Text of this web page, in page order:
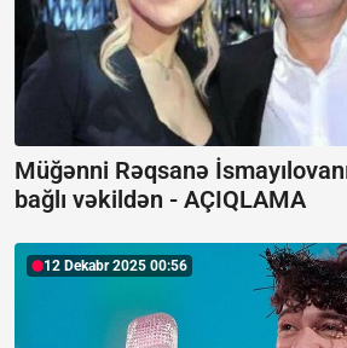
Müğənni Rəqsanə
bağlı vəkildən - AÇIQLAMA
12 Dekabr 2025 00:56